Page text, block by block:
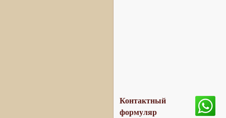
Контактный
формуляр